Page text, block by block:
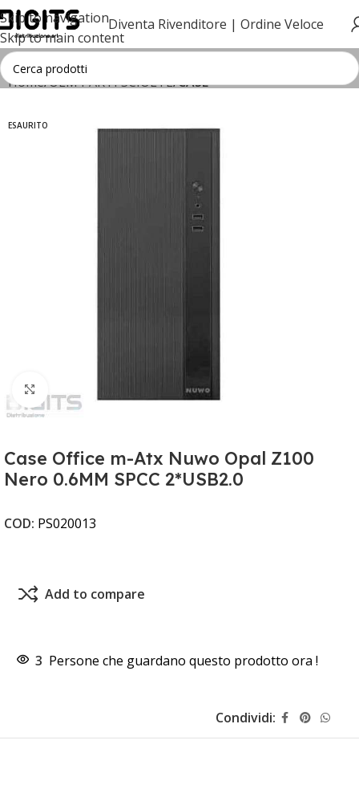
Skip to navigation
Skip to main content
Diventa Rivenditore | Ordine Veloce
Home OEM PARTI SCIOLTE CASE
ESAURITO
Case Office m-Atx Nuwo Opal Z100
Nero 0.6MM SPCC 2*USB2.0
COD: PS020013
Add to compare
3 Persone che guardano questo prodotto ora !
Condividi: